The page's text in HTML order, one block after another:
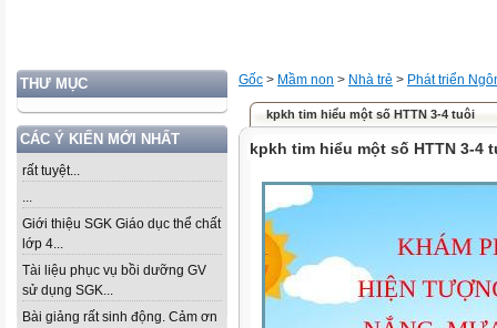
THƯ MỤC
CÁC Ý KIẾN MỚI NHẤT
rất tuyệt...
...
Giới thiệu SGK Giáo dục thể chất
lớp 4...
Tài liệu phục vụ bồi dưỡng GV
sử dụng SGK...
Bài giảng rất sinh động. Cảm ơn
Gốc > Mầm non > Nhà trẻ > Phát triển
kpkh tim hiểu một số HTTN 3-4 tuôi
kpkh tim hiểu một số HTTN 3-4